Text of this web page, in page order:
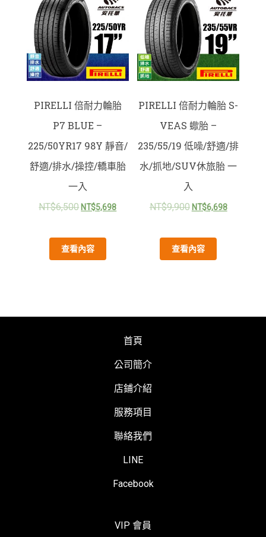
PIRELLI 倍耐力輪胎
P7 BLUE –
225/50YR17 98Y 靜音/
舒適/排水/操控/轎車胎
一入
NT$6,500 NT$5,698
查看內容
PIRELLI 倍耐力輪胎 S-
VEAS 蠍胎 –
235/55/19 低噪/舒適/排
水/抓地/SUV休旅胎 一
入
NT$9,900 NT$6,698
查看內容
首頁
公司簡介
店鋪介紹
服務項目
聯絡我們
LINE
Facebook
VIP 會員